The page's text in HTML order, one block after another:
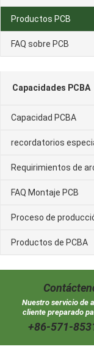
Productos PCB
FAQ sobre PCB
Capacidades PCBA
Capacidad PCBA
recordatorios
Requirimientos de
FAQ Montaje PCB
Proceso de
Productos de PCBA
Nuestro servicio de
cliente preparado
+86-571-